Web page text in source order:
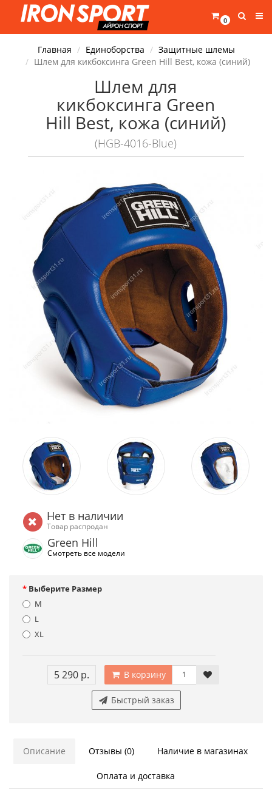
0
Главная Единоборства
Защитные шлемы
Шлем для кикбоксинга Green Hill Best, кожа (синий)
Шлем для
кикбоксинга Green
Hill Best, кожа (синий)
(HGB-4016-Blue)
Нет в наличии
Товар распродан
Green Hill
Смотреть все модели
Выберите Размер
M
L
XL
5 290 р. В корзину
Быстрый заказ
Описание Отзывы (0) Наличие в магазинах
Оплата и доставка